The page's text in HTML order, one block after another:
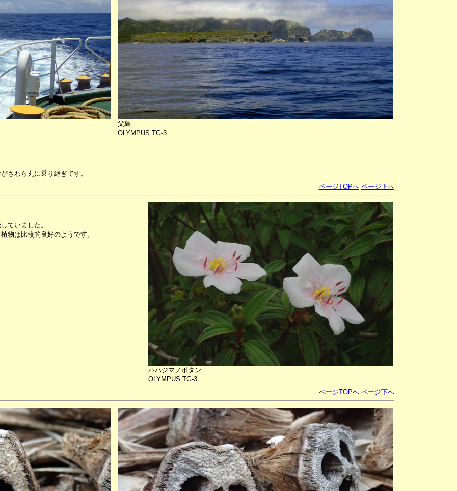
父島
OLYMPUS TG-3
さわら丸に乗り継ぎです。
ページTOPへ ページ下へ
ていました。
物は比較的良好のようです。
ハハジマノボタン
OLYMPUS TG-3
ページTOPへ ページ下へ